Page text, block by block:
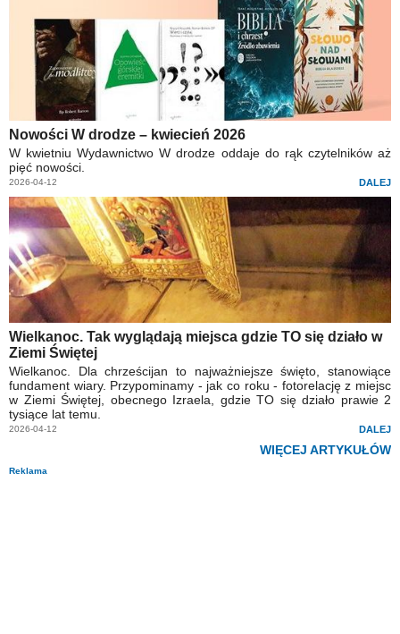
Nowości W drodze – kwiecień 2026
W kwietniu Wydawnictwo W drodze oddaje do rąk czytelników aż
pięć nowości.
2026-04-12 DALEJ
Wielkanoc. Tak wyglądają miejsca gdzie TO się działo w
Ziemi Świętej
Wielkanoc. Dla chrześcijan to najważniejsze święto, stanowiące
fundament wiary. Przypominamy - jak co roku - fotorelację z miejsc
w Ziemi Świętej, obecnego Izraela, gdzie TO się działo prawie 2
tysiące lat temu.
2026-04-12 DALEJ
WIĘCEJ ARTYKUŁÓW
Reklama